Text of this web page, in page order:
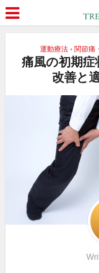
運動療法 • 関節痛
痛風の初期
改善と